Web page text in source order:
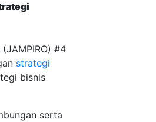
#4
strategi
bisnis
serta